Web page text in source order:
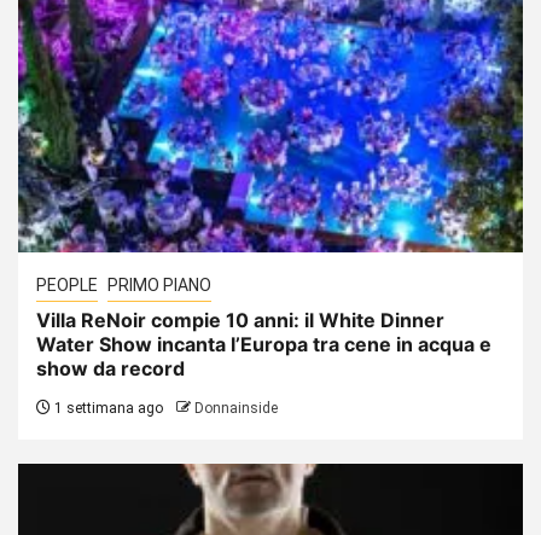
PEOPLE PRIMO PIANO
Villa ReNoir compie 10 anni: il White Dinner
Water Show incanta l’Europa tra cene in acqua e
show da record
1 settimana ago Donnainside